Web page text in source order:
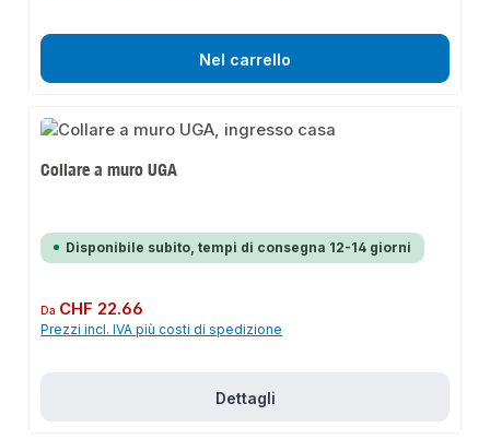
Nel carrello
Collare a muro UGA
Disponibile subito, tempi di consegna 12-14 giorni
Prezzo normale:
Da CHF 22.66
Prezzi incl. IVA più costi di spedizione
Dettagli